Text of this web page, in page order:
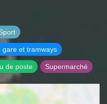
gare et tramways
de poste Supermarché